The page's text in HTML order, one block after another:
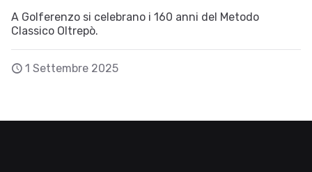
A Golferenzo si celebrano i 160 anni del Metodo
Classico Oltrepò.
1 Settembre 2025